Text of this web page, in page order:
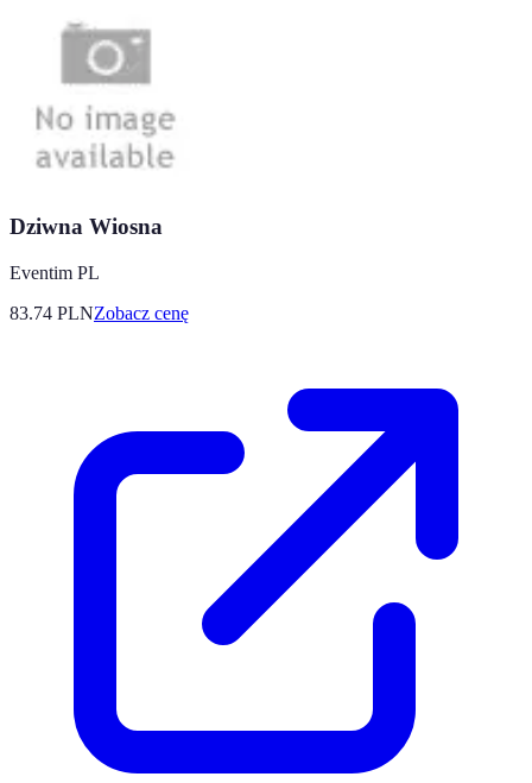
Dziwna Wiosna
Eventim PL
83.74 PLNZobacz cenę